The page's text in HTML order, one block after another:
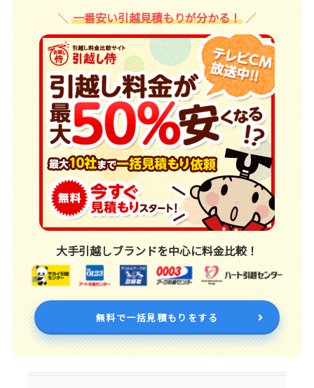
一番安い引越見積もりが分かる！
大手引越しブランドを中心に料金比較！
無料で一括見積もりをする